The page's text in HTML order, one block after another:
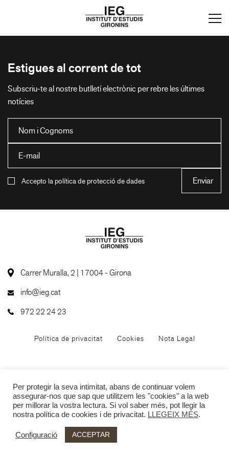
Estigues al corrent de tot
Subscriu-te al nostre butlletí electrònic per rebre les últimes
notícies
Accepto la política de protecció de dades
Carrer Muralla, 2 | 17004 - Girona
info@ieg.cat
972 22 24 23
Política de privacitat Cookies Nota Legal
Per protegir la seva intimitat, abans de continuar volem
assegurar-nos que sap que utilitzem les "cookies" a la web
per millorar la vostra lectura. Si vol saber més, pot llegir la
nostra política de cookies i de privacitat. LLEGEIX MÉS.
Configuració ACCEPTAR